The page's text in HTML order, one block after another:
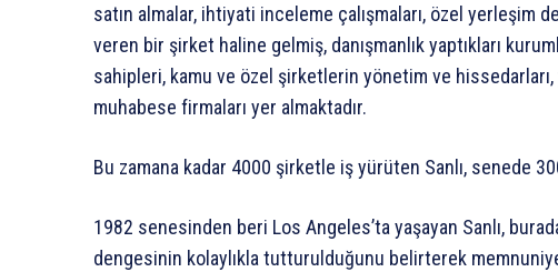
satın almalar, ihtiyati inceleme çalışmaları, özel yerleşim
veren bir şirket haline gelmiş, danışmanlık yaptıkları
sahipleri, kamu ve özel şirketlerin yönetim ve hissedarları,
muhabese firmaları yer almaktadır.
Bu zamana kadar 4000 şirketle iş yürüten Sanlı, senede
1982 senesinden beri Los Angeles’ta yaşayan Sanlı,
dengesinin kolaylıkla tutturulduğunu belirterek